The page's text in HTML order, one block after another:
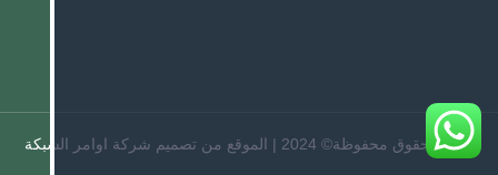
جميع الحقوق محفوظة© 2024 | الموقع من تصميم شركة اوامر الشبكة